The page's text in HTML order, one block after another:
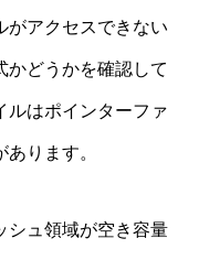
がアクセスできない
かどうかを確認して
ルはポインターファ
ります。
シュ領域が空き容量